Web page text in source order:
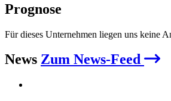
Prognose
Für dieses Unternehmen liegen uns keine
News Zum News-Feed